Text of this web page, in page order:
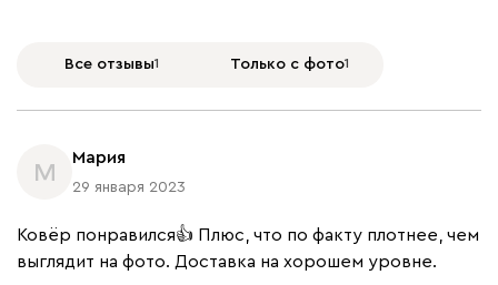
Все отзывы1 Только с фото1
М
Мария
29 января 2023
Ковёр понравился👍 Плюс, что по факту плотнее, чем
выглядит на фото. Доставка на хорошем уровне.